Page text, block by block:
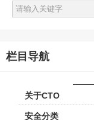
栏目导航
关于CTO
安全分类